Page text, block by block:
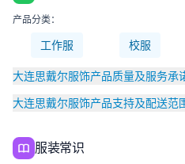
产品分类：
工作服 校服
大连思戴尔服饰产品质量及服务承
大连思戴尔服饰产品支持及配送范
服装常识